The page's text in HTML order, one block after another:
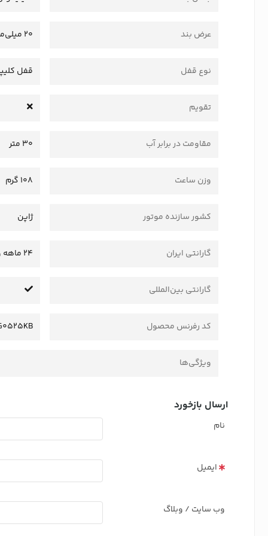
عرض بند 20 میلی‌متر
نوع قفل قفل
تقویم
مقاومت در برابر آب 30 متر
وزن ساعت 108 گرم
کشور سازنده موتور ژاپن
گارانتی ایران 24 ماهه وستا سرویس
گارانتی بین‌المللی
کد رفرنس محصول
ویژگی‌ها
ارسال بازخورد
نام
ایمیل
وب سایت / وبلاگ